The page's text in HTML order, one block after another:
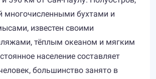
многочисленными бухтами и
известен своими
тёплым океаном и мягким
население составляет
большинство занято в